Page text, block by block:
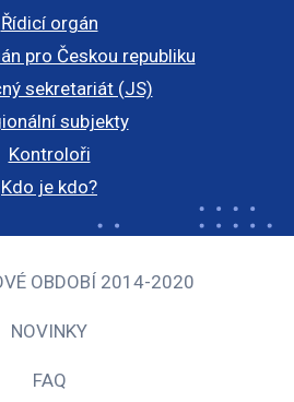
Řídicí orgán
pro Českou republiku
sekretariát (JS)
subjekty
Kontroloři
Kdo je kdo?
OBDOBÍ 2014-2020
NOVINKY
FAQ